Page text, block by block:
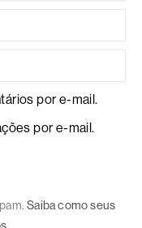
por e-mail.
por e-mail.
Saiba como seus
.